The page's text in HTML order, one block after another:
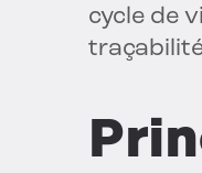
cycle de